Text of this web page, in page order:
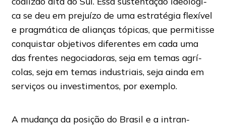
ca se deu em prejuízo de uma estratégia flexível
e pragmática de alianças tópicas, que permitisse
conquistar objetivos diferentes em cada uma
das frentes negociadoras, seja em temas agrí-
colas, seja em temas industriais, seja ainda em
serviços ou investimentos, por exemplo.
A mudança da posição do Brasil e a intran-